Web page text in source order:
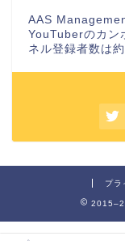
AAS
YouTuberのカン
ネル登録者数は
プラ